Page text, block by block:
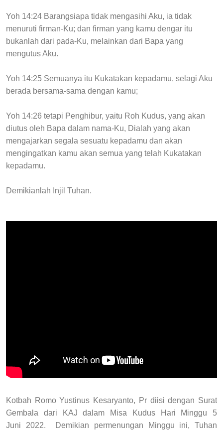
Yoh 14:24 Barangsiapa tidak mengasihi Aku, ia tidak
menuruti firman-Ku; dan firman yang kamu dengar itu
bukanlah dari pada-Ku, melainkan dari Bapa yang
mengutus Aku.
Yoh 14:25 Semuanya itu Kukatakan kepadamu, selagi Aku
berada bersama-sama dengan kamu;
Yoh 14:26 tetapi Penghibur, yaitu Roh Kudus, yang akan
diutus oleh Bapa dalam nama-Ku, Dialah yang akan
mengajarkan segala sesuatu kepadamu dan akan
mengingatkan kamu akan semua yang telah Kukatakan
kepadamu.
Demikianlah Injil Tuhan.
Kotbah Romo Yustinus Kesaryanto, Pr diisi dengan Surat
Gembala dari KAJ dalam Misa Kudus Hari Minggu 5
Juni 2022. Demikian permenungan Minggu ini, Tuhan